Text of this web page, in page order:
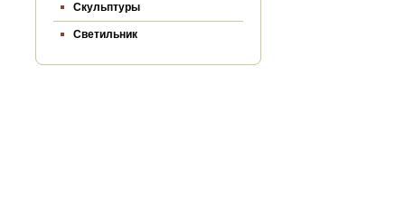
Скульптуры
Светильник